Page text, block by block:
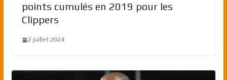
points cumulés en 2019 pour les
Clippers
2 juillet 2024